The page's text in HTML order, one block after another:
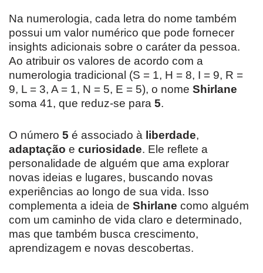
Na numerologia, cada letra do nome também
possui um valor numérico que pode fornecer
insights adicionais sobre o caráter da pessoa.
Ao atribuir os valores de acordo com a
numerologia tradicional (S = 1, H = 8, I = 9, R =
9, L = 3, A = 1, N = 5, E = 5), o nome Shirlane
soma 41, que reduz-se para 5.
O número 5 é associado à liberdade,
adaptação e curiosidade. Ele reflete a
personalidade de alguém que ama explorar
novas ideias e lugares, buscando novas
experiências ao longo de sua vida. Isso
complementa a ideia de Shirlane como alguém
com um caminho de vida claro e determinado,
mas que também busca crescimento,
aprendizagem e novas descobertas.